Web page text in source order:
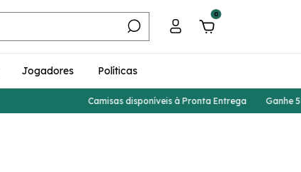
0
Jogadores Políticas
Camisas disponíveis à Pronta Entrega Ganhe 5% de desconto